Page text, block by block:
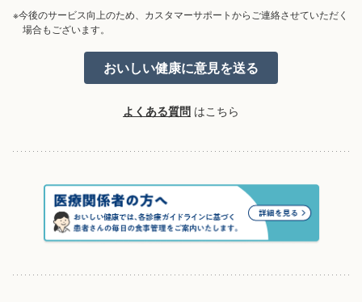
※今後のサービス向上のため、カスタマーサポートからご連絡させていただく
場合もございます。
よくある質問 はこちら